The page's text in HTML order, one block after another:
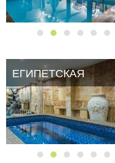
ЕГИПЕТСКАЯ
ЕГИПЕТСКАЯ